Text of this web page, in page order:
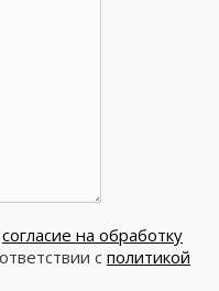
согласие на обработку
с политикой